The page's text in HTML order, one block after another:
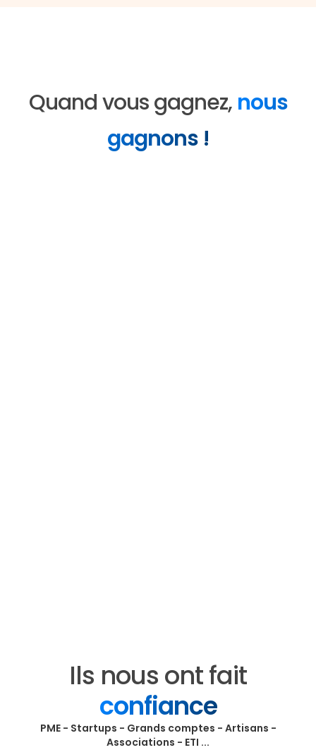
Quand vous gagnez, nous
gagnons !
Ils nous ont fait
confiance
PME - Startups - Grands comptes - Artisans -
Associations - ETI ...